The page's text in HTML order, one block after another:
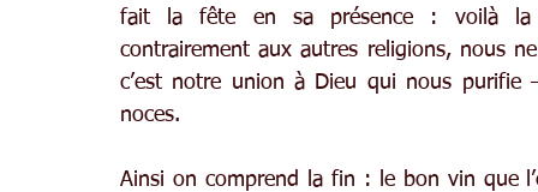
fait la fête en sa présence : voilà la
contrairement aux autres religions, nous
c’est notre union à Dieu qui nous
noces.
Ainsi on comprend la fin : le bon vin que